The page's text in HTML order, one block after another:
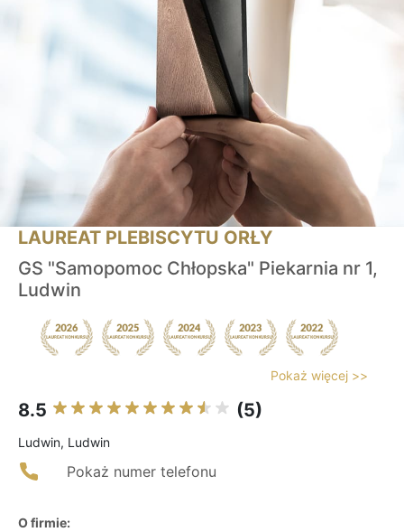
LAUREAT PLEBISCYTU ORŁY
GS "Samopomoc Chłopska" Piekarnia nr 1,
Ludwin
Pokaż więcej >>
8.5 (5)
Ludwin, Ludwin
Pokaż numer telefonu
O firmie: